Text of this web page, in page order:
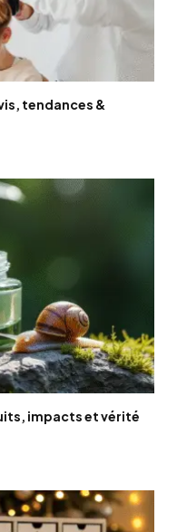
tendances &
impacts et vérité